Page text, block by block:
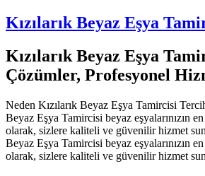
Kızılarık Beyaz Eşya
Kızılarık Beyaz Eşya
Çözümler, Profesyonel
Neden Kızılarık Beyaz Eşya Tamircisi
Beyaz Eşya Tamircisi beyaz eşyalarınızın
olarak, sizlere kaliteli ve güvenilir hizmet
Beyaz Eşya Tamircisi beyaz eşyalarınızın
olarak, sizlere kaliteli ve güvenilir hizmet